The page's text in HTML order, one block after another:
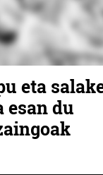
eta
esan du